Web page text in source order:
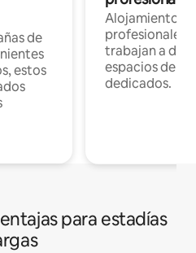
de
estos
Alojamientos
profesionales
trabajan a
espacios de
dedicados.
para estadías